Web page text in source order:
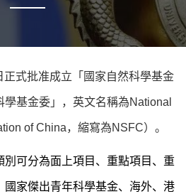
正式批准成立「國家自然科學基金
基金委」，英文名稱為National
of China，縮寫為NSFC）。
別可分為面上項目、重點項目、重
國家傑出青年科學基金、海外、港